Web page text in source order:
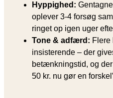
Hyppighed:
oplever 3-4 forsøg
ringet op igen uger
Tone & adfærd:
insisterende – der
betænkningstid, og der
50 kr. nu gør en